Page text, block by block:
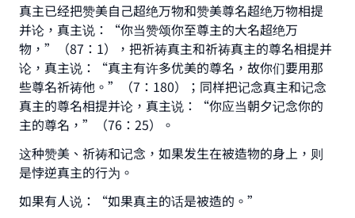
真主已经把赞美自己超绝万物和赞美尊名超绝万物相提
并论，真主说：“你当赞颂你至尊主的大名超绝万
物，”（87：1），把祈祷真主和祈祷真主的尊名相提并
论，真主说：“真主有许多优美的尊名，故你们要用那
些尊名祈祷他。”（7：180）；同样把记念真主和记念
真主的尊名相提并论，真主说：“你应当朝夕记念你的
主的尊名，”（76：25）。
这种赞美、祈祷和记念，如果发生在被造物的身上，则
是悖逆真主的行为。
如果有人说：“如果真主的话是被造的。”